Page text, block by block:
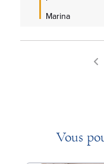
Marina
Vous